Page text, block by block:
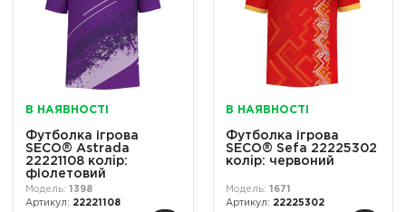
В НАЯВНОСТІ
Футболка ігрова
SECO® Astrada
22221108 колiр:
фіолетовий
1398
22221108
В НАЯВНОСТІ
Футболка ігрова
SECO® Sefa 22225302
колiр: червоний
1671
22225302